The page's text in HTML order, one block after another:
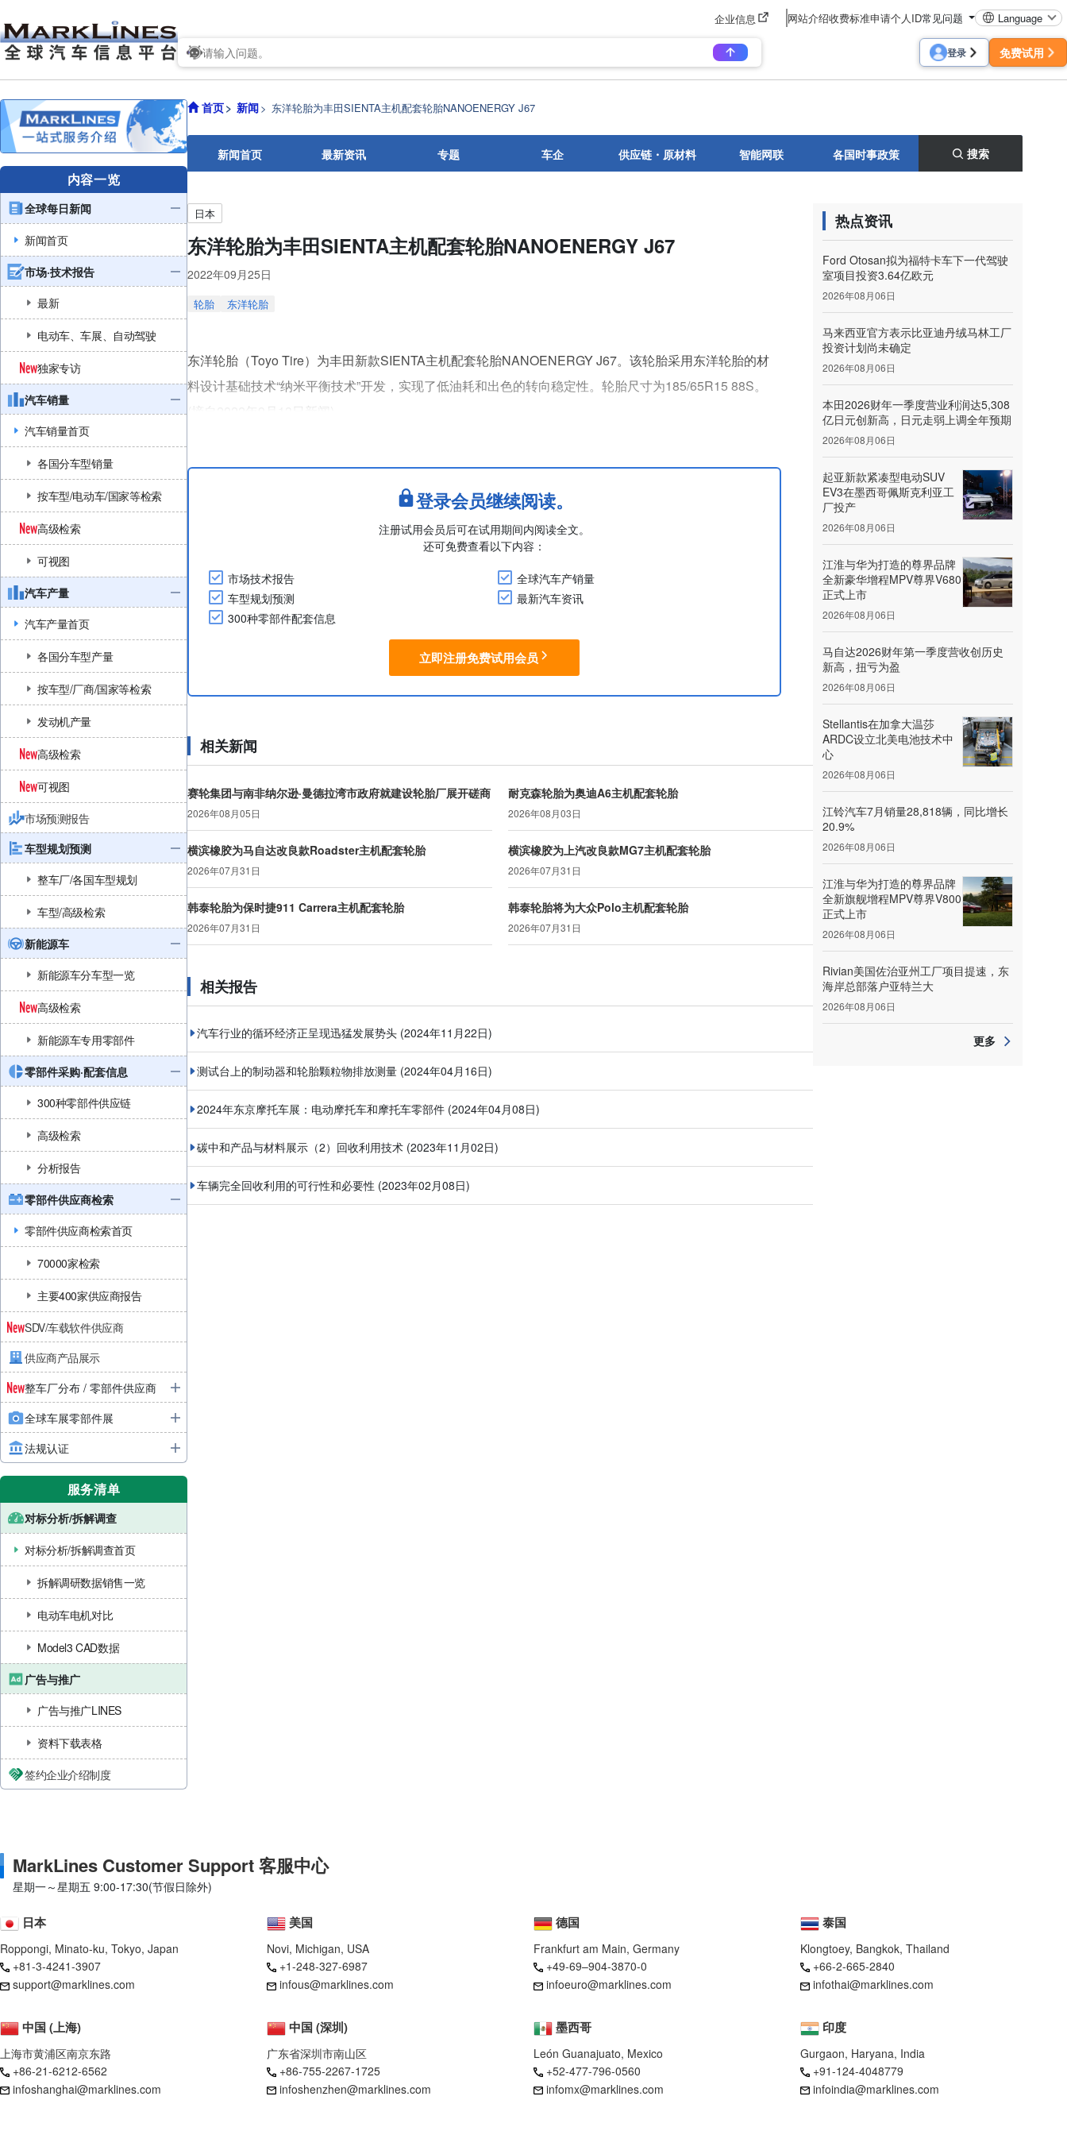
企业信息 网站介绍收费标准申请个人ID常见问题 Language
登录 免费试用
内容一览
全球每日新闻
新闻首页
市场·技术报告
最新
电动车、车展、自动驾驶
独家专访
汽车销量
汽车销量首页
各国分车型销量
按车型/电动车/国家等检索
高级检索
可视图
汽车产量
汽车产量首页
各国分车型产量
按车型/厂商/国家等检索
发动机产量
高级检索
可视图
市场预测报告
车型规划预测
整车厂/各国车型规划
车型/高级检索
新能源车
新能源车分车型一览
高级检索
新能源车专用零部件
零部件采购·配套信息
300种零部件供应链
高级检索
分析报告
零部件供应商检索
零部件供应商检索首页
70000家检索
主要400家供应商报告
SDV/车载软件供应商
供应商产品展示
整车厂分布 / 零部件供应商
全球车展零部件展
法规认证
服务清单
对标分析/拆解调查
对标分析/拆解调查首页
拆解调研数据销售一览
电动车电机对比
Model3 CAD数据
广告与推广
广告与推广LINES
资料下载表格
签约企业介绍制度
首页 新闻 东洋轮胎为丰田SIENTA主机配套轮胎NANOENERGY J67
新闻首页 最新资讯 专题 车企 供应链・原材料 智能网联 各国时事政策 搜索
日本
东洋轮胎为丰田SIENTA主机配套轮胎NANOENERGY J67
2022年09月25日
轮胎 东洋轮胎
东洋轮胎（Toyo Tire）为丰田新款SIENTA主机配套轮胎NANOENERGY J67。该轮胎采用东洋轮胎的材
料设计基础技术“纳米平衡技术”开发，实现了低油耗和出色的转向稳定性。轮胎尺寸为185/65R15 88S。
(摘自2022年9月13日新闻)
登录会员继续阅读。
注册试用会员后可在试用期间内阅读全文。
还可免费查看以下内容：
市场技术报告
全球汽车产销量
车型规划预测
最新汽车资讯
300种零部件配套信息
立即注册免费试用会员
相关新闻
赛轮集团与南非纳尔逊·曼德拉湾市政府就建设轮胎厂展开磋商
2026年08月05日
耐克森轮胎为奥迪A6主机配套轮胎
2026年08月03日
横滨橡胶为马自达改良款Roadster主机配套轮胎
2026年07月31日
横滨橡胶为上汽改良款MG7主机配套轮胎
2026年07月31日
韩泰轮胎为保时捷911 Carrera主机配套轮胎
2026年07月31日
韩泰轮胎将为大众Polo主机配套轮胎
2026年07月31日
相关报告
汽车行业的循环经济正呈现迅猛发展势头 (2024年11月22日)
测试台上的制动器和轮胎颗粒物排放测量 (2024年04月16日)
2024年东京摩托车展：电动摩托车和摩托车零部件 (2024年04月08日)
碳中和产品与材料展示（2）回收利用技术 (2023年11月02日)
车辆完全回收利用的可行性和必要性 (2023年02月08日)
热点资讯
Ford Otosan拟为福特卡车下一代驾驶
室项目投资3.64亿欧元
2026年08月06日
马来西亚官方表示比亚迪丹绒马林工厂
投资计划尚未确定
2026年08月06日
本田2026财年一季度营业利润达5,308
亿日元创新高，日元走弱上调全年预期
2026年08月06日
起亚新款紧凑型电动SUV
EV3在墨西哥佩斯克利亚工
厂投产
2026年08月06日
江淮与华为打造的尊界品牌
全新豪华增程MPV尊界V680
正式上市
2026年08月06日
马自达2026财年第一季度营收创历史
新高，扭亏为盈
2026年08月06日
Stellantis在加拿大温莎
ARDC设立北美电池技术中
心
2026年08月06日
江铃汽车7月销量28,818辆，同比增长
20.9%
2026年08月06日
江淮与华为打造的尊界品牌
全新旗舰增程MPV尊界V800
正式上市
2026年08月06日
Rivian美国佐治亚州工厂项目提速，东
海岸总部落户亚特兰大
2026年08月06日
更多
MarkLines Customer Support 客服中心
星期一～星期五 9:00-17:30(节假日除外)
日本
Roppongi, Minato-ku, Tokyo, Japan
+81-3-4241-3907
support@marklines.com
美国
Novi, Michigan, USA
+1-248-327-6987
infous@marklines.com
墨西哥
León Guanajuato, Mexico
+52-477-796-0560
infomx@marklines.com
德国
Frankfurt am Main, Germany
+49-69–904-3870-0
infoeuro@marklines.com
中国 (上海)
上海市黄浦区南京东路
+86-21-6212-6562
infoshanghai@marklines.com
中国 (深圳)
广东省深圳市南山区
+86-755-2267-1725
infoshenzhen@marklines.com
泰国
Klongtoey, Bangkok, Thailand
+66-2-665-2840
infothai@marklines.com
印度
Gurgaon, Haryana, India
+91-124-4048779
infoindia@marklines.com